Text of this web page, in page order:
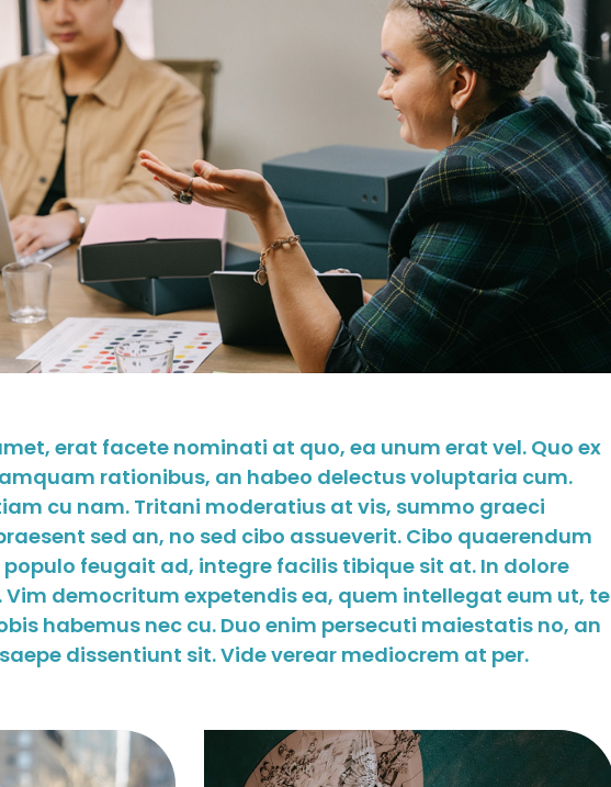
erat facete nominati at quo, ea unum erat vel. Quo ex
rationibus, an habeo delectus voluptaria cum.
cu nam. Tritani moderatius at vis, summo graeci
sed an, no sed cibo assueverit. Cibo quaerendum
feugait ad, integre facilis tibique sit at. In dolore
democritum expetendis ea, quem intellegat eum ut, te
habemus nec cu. Duo enim persecuti maiestatis no, an
dissentiunt sit. Vide verear mediocrem at per.